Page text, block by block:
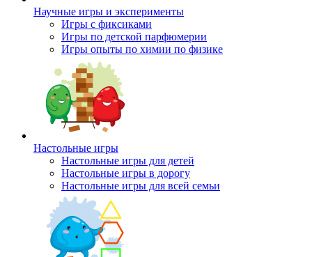
Научные игры и эксперименты
Игры с фиксиками
Игры по детской парфюмерии
Игры опыты по химии по физике
Настольные игры
Настольные игры для детей
Настольные игры в дорогу
Настольные игры для всей семьи